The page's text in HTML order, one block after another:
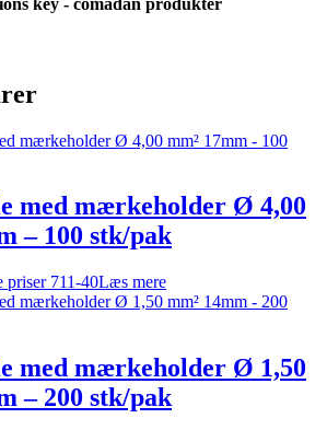
key - comadan produkter
med mærkeholder Ø 4,00
– 100 stk/pak
priser711-40Læs mere
med mærkeholder Ø 1,50
– 200 stk/pak